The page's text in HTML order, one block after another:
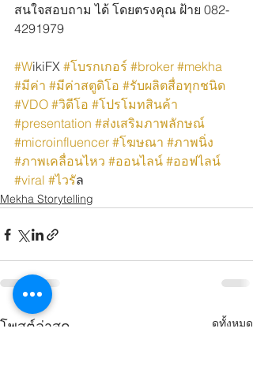
สนใจสอบถาม ได้ โดยตรงคุณ ฝ้าย 082-
4291979
#WikiFX #โบรกเกอร #broker #mekha
#มีค่า #มีค่าสตูดิโอ #รับผลิตสื่อทุกชนิด
#VDO #วิดีโอ #โปรโมทสินค้า
#presentation #ส่งเสริมภาพลักษณ์
#microinfluencer #โฆษณา #ภาพนิ่ง
#ภาพเคลื่อนไหว #ออนไลน์ #ออฟไลน์
#viral #ไวรัล
Mekha Storytelling
โพสต์ล่าสุด ดูทั้งหมด